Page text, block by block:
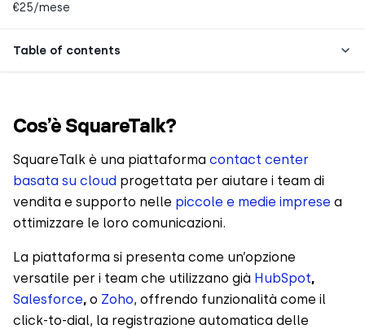
Table of contents
Cos’è SquareTalk?
SquareTalk è una piattaforma contact center
basata su cloud progettata per aiutare i team di
vendita e supporto nelle piccole e medie imprese a
ottimizzare le loro comunicazioni.
La piattaforma si presenta come un’opzione
versatile per i team che utilizzano già HubSpot,
Salesforce, o Zoho, offrendo funzionalità come il
click-to-dial, la registrazione automatica delle
€25/mese